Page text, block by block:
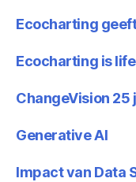
Ecocharting
Ecocharting is life
ChangeVision 25
Generative AI
Impact van Data